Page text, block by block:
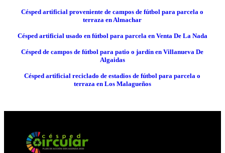
Césped artificial proveniente de campos de fútbol para parcela o
terraza en Almachar
Césped artificial usado en fútbol para parcela en Venta De La Nada
Césped de campos de fútbol para patio o jardín en Villanueva De
Algaidas
Césped artificial reciclado de estadios de fútbol para parcela o
terraza en Los Malagueños